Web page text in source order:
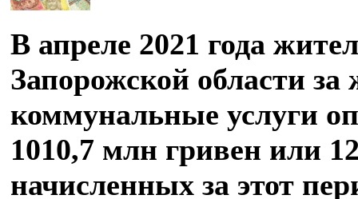
В апреле 2021 года
Запорожской области
коммунальные услуги
1010,7 млн гривен или
начисленных за этот